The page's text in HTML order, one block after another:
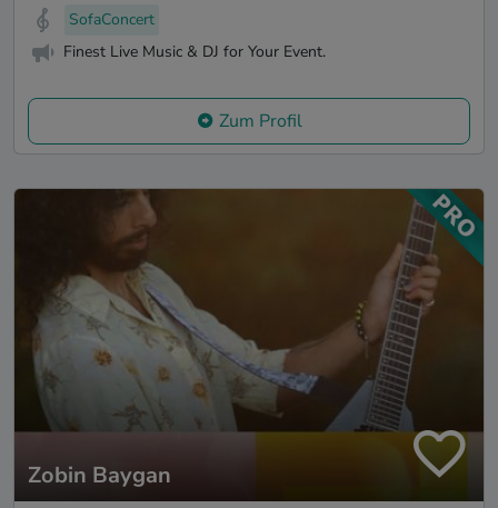
SofaConcert
Finest Live Music & DJ for Your Event.
Zum Profil
Zobin Baygan